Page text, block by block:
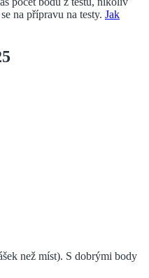
na přípravu na testy. Jak
než míst). S dobrými body